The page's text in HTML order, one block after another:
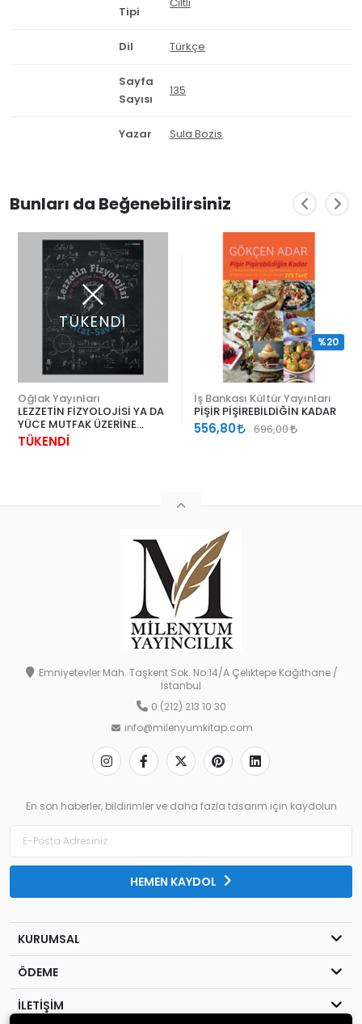
Tipi
Ciltli
Dil Türkçe
Sayfa
Sayısı
135
Yazar Sula Bozis
Bunları da Beğenebilirsiniz
TÜKENDİ
Oğlak Yayınları
LEZZETİN FİZYOLOJİSİ YA DA
YÜCE MUTFAK ÜZERİNE
DÜŞÜNCELER
TÜKENDİ
İş Bankası Kültür Yayınları
PİŞİR PİŞİREBİLDİĞİN KADAR
556,80 696,00
%20
Emniyetevler Mah. Taşkent Sok. No:14/A Çeliktepe Kağıthane /
İstanbul
0 (212) 213 10 30
info@milenyumkitap.com
En son haberler, bildirimler ve daha fazla tasarım için kaydolun
HEMEN KAYDOL
KURUMSAL
ÖDEME
İLETİŞİM